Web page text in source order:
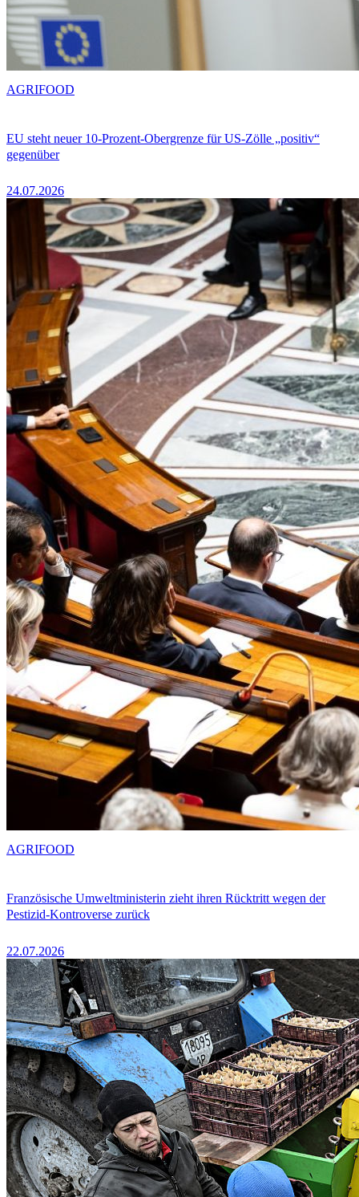
EU steht neuer 10-Prozent-Obergrenze für US-Zölle „positiv“
gegenüber
24.07.2026
AGRIFOOD
Französische Umweltministerin zieht ihren Rücktritt wegen der
Pestizid-Kontroverse zurück
22.07.2026
AGRIFOOD